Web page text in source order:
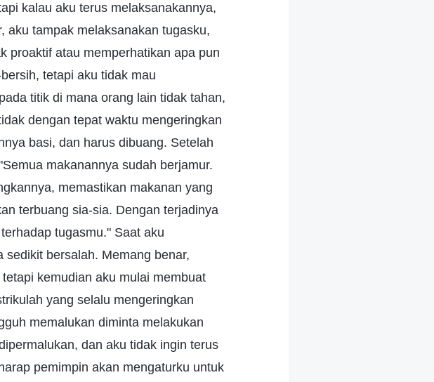
kalau aku terus melaksanakannya,
aku tampak melaksanakan tugasku,
proaktif atau memperhatikan apa pun
tetapi aku tidak mau
titik di mana orang lain tidak tahan,
dengan tepat waktu mengeringkan
basi, dan harus dibuang. Setelah
makanannya sudah berjamur.
memastikan makanan yang
terbuang sia-sia. Dengan terjadinya
tugasmu." Saat aku
bersalah. Memang benar,
kemudian aku mulai membuat
yang selalu mengeringkan
memalukan diminta melakukan
dan aku tidak ingin terus
pemimpin akan mengaturku untuk